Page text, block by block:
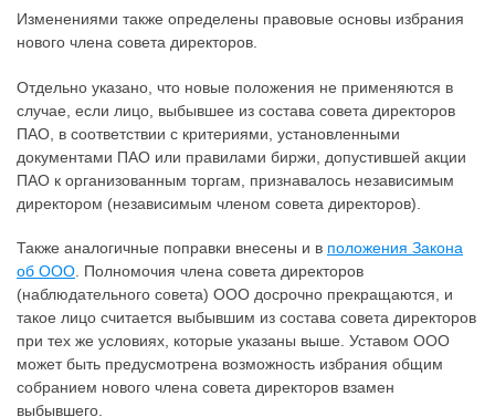
Изменениями также определены правовые основы избрания
нового члена совета директоров.
Отдельно указано, что новые положения не применяются в
случае, если лицо, выбывшее из состава совета директоров
ПАО, в соответствии с критериями, установленными
документами ПАО или правилами биржи, допустившей акции
ПАО к организованным торгам, признавалось независимым
директором (независимым членом совета директоров).
Также аналогичные поправки внесены и в положения Закона
об ООО. Полномочия члена совета директоров
(наблюдательного совета) ООО досрочно прекращаются, и
такое лицо считается выбывшим из состава совета директоров
при тех же условиях, которые указаны выше. Уставом ООО
может быть предусмотрена возможность избрания общим
собранием нового члена совета директоров взамен
выбывшего.